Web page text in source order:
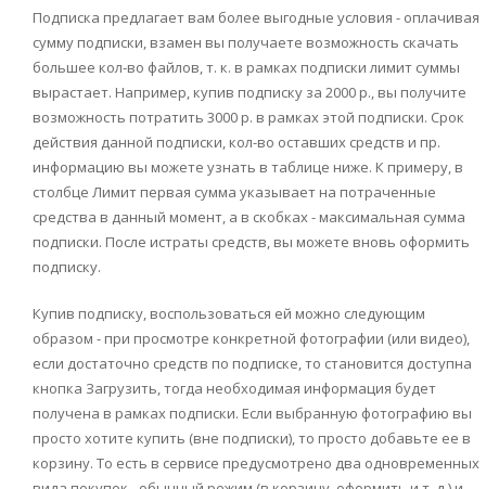
Подписка предлагает вам более выгодные условия - оплачивая
сумму подписки, взамен вы получаете возможность скачать
большее кол-во файлов, т. к. в рамках подписки лимит суммы
вырастает. Например, купив подписку за 2000 р., вы получите
возможность потратить 3000 р. в рамках этой подписки. Срок
действия данной подписки, кол-во оставших средств и пр.
информацию вы можете узнать в таблице ниже. К примеру, в
столбце Лимит первая сумма указывает на потраченные
средства в данный момент, а в скобках - максимальная сумма
подписки. После истраты средств, вы можете вновь оформить
подписку.
Купив подписку, воспользоваться ей можно следующим
образом - при просмотре конкретной фотографии (или видео),
если достаточно средств по подписке, то становится доступна
кнопка Загрузить, тогда необходимая информация будет
получена в рамках подписки. Если выбранную фотографию вы
просто хотите купить (вне подписки), то просто добавьте ее в
корзину. То есть в сервисе предусмотрено два одновременных